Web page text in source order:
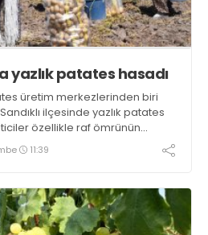
yazlık patates hasadı
üretim merkezlerinden biri
ilçesinde yazlık patates
özellikle raf ömrünün
bakımından tüketimde
fazla tercih edildiğini belirtti
11:39